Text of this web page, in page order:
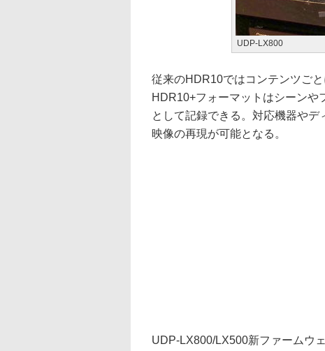
UDP-LX800
従来のHDR10ではコンテンツご
HDR10+フォーマットはシーンや
として記録できる。対応機器や
映像の再現が可能となる。
UDP-LX800/LX500新ファームウ